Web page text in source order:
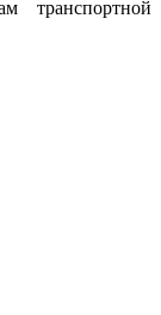
транспортной